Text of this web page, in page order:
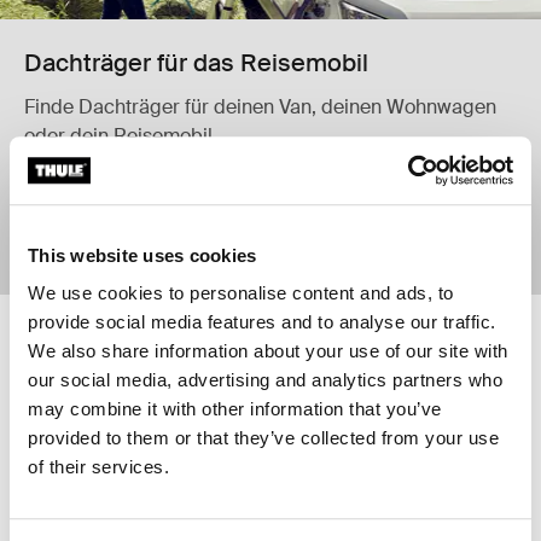
This website uses cookies
We use cookies to personalise content and ads, to
provide social media features and to analyse our traffic.
We also share information about your use of our site with
our social media, advertising and analytics partners who
may combine it with other information that you’ve
provided to them or that they’ve collected from your use
of their services.
Dachträger für das Reisemobil
Finde Dachträger für deinen Van, deinen Wohnwagen
oder dein Reisemobil
Jetzt einkaufen
Thule Panorama for Thule Omnistor 5200 Markisenzelt für Thule
Omnistor 5200
Markisenzelt für Thule Omnistor
5200
€ 2.619,95
Thule Panorama for Thule
Online verfügbar
Thule Panorama for Thule
Omnistor 6300
Markisenzelt für Thule Omnistor
6300